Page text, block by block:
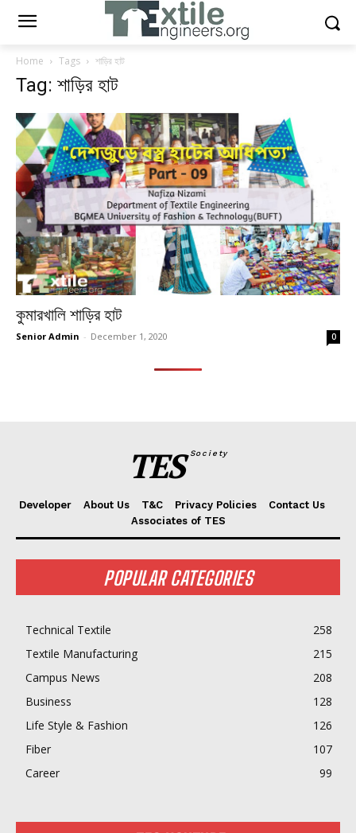
Home Tags শাড়ির হাট
Tag: শাড়ির হাট
কুমারখালি শাড়ির হাট
Senior Admin - December 1, 2020 0
TES Society
Developer About Us T&C Privacy Policies
Contact Us
Associates of TES
POPULAR CATEGORIES
Technical Textile
258
Textile Manufacturing
215
Campus News
208
Business
128
Life Style & Fashion
126
Fiber
107
Career
99